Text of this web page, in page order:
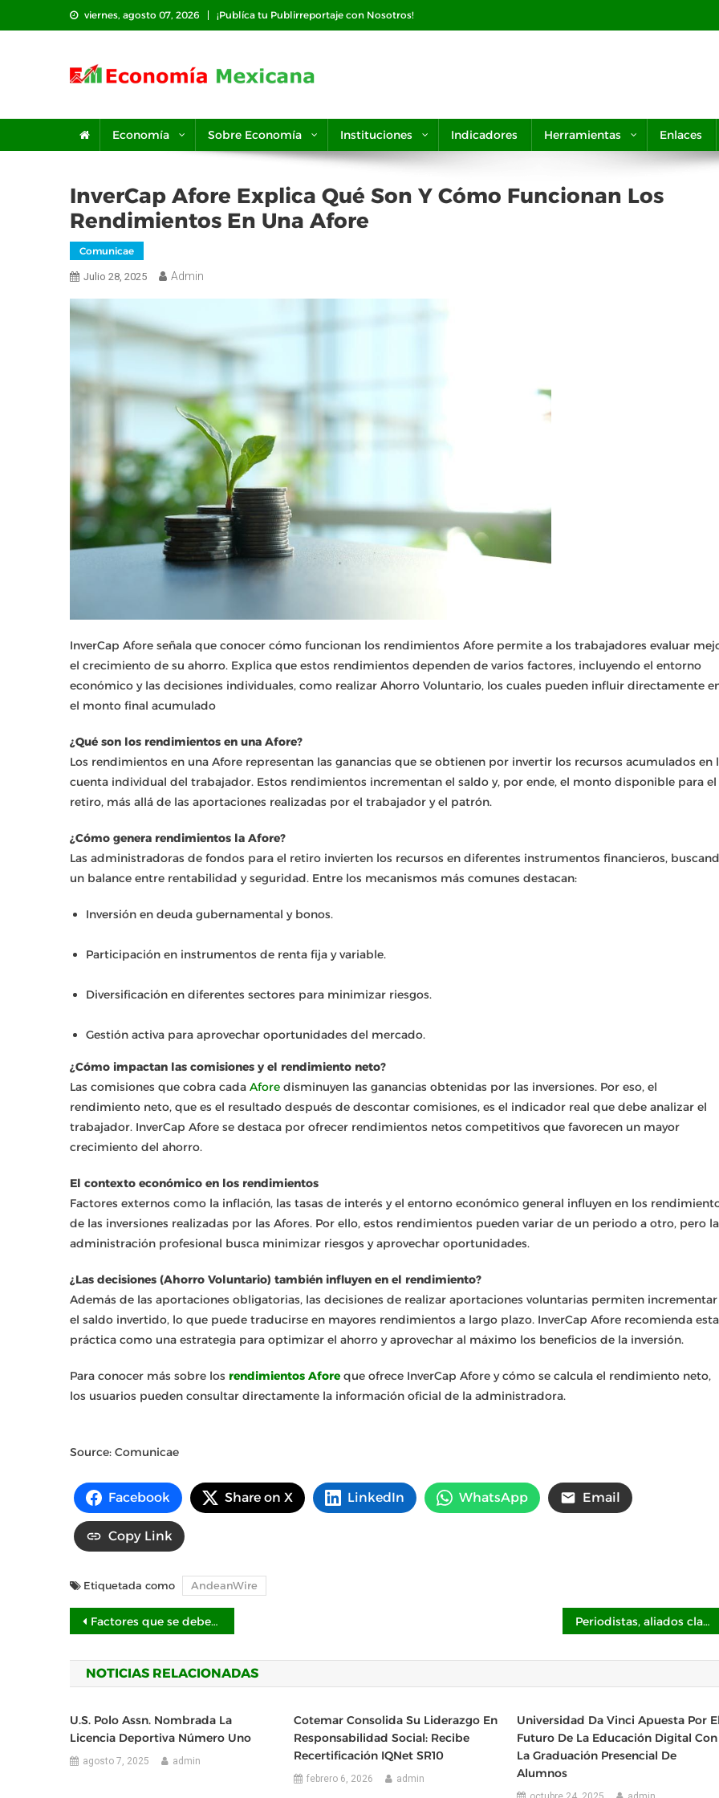
al
viernes, agosto 07, 2026 ¡Publíca tu Publirreportaje con Nosotros!
Economía Sobre Economía Instituciones Indicadores Herramientas Enlaces
InverCap Afore Explica Qué Son Y Cómo Funcionan Los
Rendimientos En Una Afore
Comunicae
Julio 28, 2025 Admin
InverCap Afore señala que conocer cómo funcionan los rendimientos Afore permite a los trabajadores evaluar
el crecimiento de su ahorro. Explica que estos rendimientos dependen de varios factores, incluyendo el entorno
económico y las decisiones individuales, como realizar Ahorro Voluntario, los cuales pueden influir directamente
el monto final acumulado
¿Qué son los rendimientos en una Afore?
Los rendimientos en una Afore representan las ganancias que se obtienen por invertir los recursos acumulados en
cuenta individual del trabajador. Estos rendimientos incrementan el saldo y, por ende, el monto disponible para el
retiro, más allá de las aportaciones realizadas por el trabajador y el patrón.
¿Cómo genera rendimientos la Afore?
Las administradoras de fondos para el retiro invierten los recursos en diferentes instrumentos financieros,
un balance entre rentabilidad y seguridad. Entre los mecanismos más comunes destacan:
Inversión en deuda gubernamental y bonos.
Participación en instrumentos de renta fija y variable.
Diversificación en diferentes sectores para minimizar riesgos.
Gestión activa para aprovechar oportunidades del mercado.
¿Cómo impactan las comisiones y el rendimiento neto?
Las comisiones que cobra cada Afore disminuyen las ganancias obtenidas por las inversiones. Por eso, el
rendimiento neto, que es el resultado después de descontar comisiones, es el indicador real que debe analizar el
trabajador. InverCap Afore se destaca por ofrecer rendimientos netos competitivos que favorecen un mayor
crecimiento del ahorro.
El contexto económico en los rendimientos
Factores externos como la inflación, las tasas de interés y el entorno económico general influyen en los
de las inversiones realizadas por las Afores. Por ello, estos rendimientos pueden variar de un periodo a otro, pero la
administración profesional busca minimizar riesgos y aprovechar oportunidades.
¿Las decisiones (Ahorro Voluntario) también influyen en el rendimiento?
Además de las aportaciones obligatorias, las decisiones de realizar aportaciones voluntarias permiten incrementar
el saldo invertido, lo que puede traducirse en mayores rendimientos a largo plazo. InverCap Afore recomienda esta
práctica como una estrategia para optimizar el ahorro y aprovechar al máximo los beneficios de la inversión.
Para conocer más sobre los rendimientos Afore que ofrece InverCap Afore y cómo se calcula el rendimiento neto,
los usuarios pueden consultar directamente la información oficial de la administradora.
Source: Comunicae
Facebook Share on X LinkedIn WhatsApp Email
Copy Link
Etiquetada como AndeanWire
Navegación
de
entradas
Factores que se deben considerar antes de cambiar de Afore Periodistas, aliados clave para promover la salud de la población mexicana y combatir la infodemia
NOTICIAS RELACIONADAS
U.S. Polo Assn. Nombrada La
Licencia Deportiva Número Uno
agosto 7, 2025 admin
Cotemar Consolida Su Liderazgo En
Responsabilidad Social: Recibe
Recertificación IQNet SR10
febrero 6, 2026 admin
Universidad Da Vinci Apuesta Por
Futuro De La Educación Digital Con
La Graduación Presencial De
Alumnos